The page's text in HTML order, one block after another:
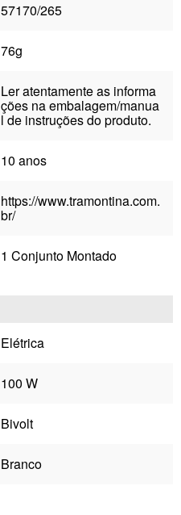
57170/265
76g
Ler atentamente as informa
ções na embalagem/manua
l de instruções do produto.
10 anos
https://www.tramontina.com.
br/
1 Conjunto Montado
Elétrica
100 W
Bivolt
Branco